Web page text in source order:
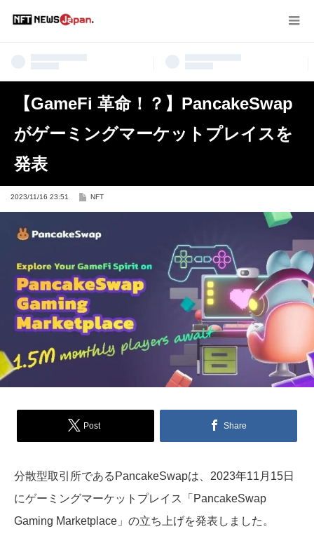
【GameFi 革命！？】PancakeSwap
がゲーミングマーケットプレイスを
発表
2023/11/16 23:51 NFT
Post Share
分散型取引所であるPancakeSwapは、2023年11月15日
にゲーミングマーケットプレイス「PancakeSwap
Gaming Marketplace」の立ち上げを発表しました。